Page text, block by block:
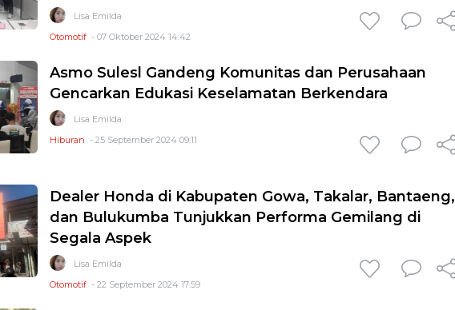
Lisa Emilda
Otomotif - 07 Oktober 2024 14:42
Asmo Sulesl Gandeng Komunitas dan Perusahaan
Gencarkan Edukasi Keselamatan Berkendara
Lisa Emilda
Hiburan - 25 September 2024 09:11
Dealer Honda di Kabupaten Gowa, Takalar, Bantaeng,
dan Bulukumba Tunjukkan Performa Gemilang di
Segala Aspek
Lisa Emilda
Otomotif - 22 September 2024 17:59